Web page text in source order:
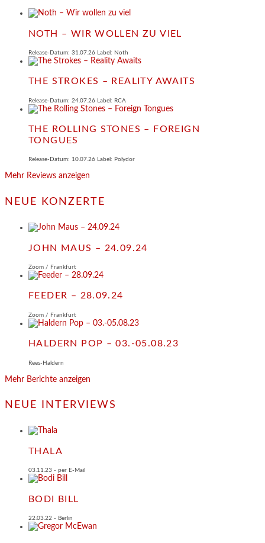
NOTH – WIR WOLLEN ZU VIEL
Release-Datum: 31.07.26 Label: Noth
THE STROKES – REALITY AWAITS
Release-Datum: 24.07.26 Label: RCA
THE ROLLING STONES – FOREIGN
TONGUES
Release-Datum: 10.07.26 Label: Polydor
Mehr Reviews anzeigen
NEUE KONZERTE
JOHN MAUS – 24.09.24
Zoom / Frankfurt
FEEDER – 28.09.24
Zoom / Frankfurt
HALDERN POP – 03.-05.08.23
Rees-Haldern
Mehr Berichte anzeigen
NEUE INTERVIEWS
THALA
03.11.23 - per E-Mail
BODI BILL
22.03.22 - Berlin